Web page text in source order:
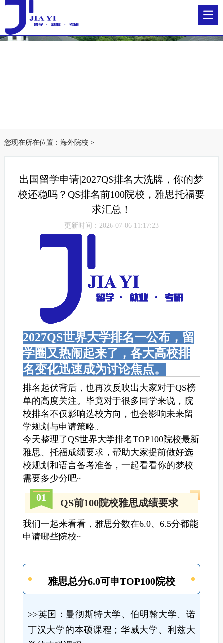
您现在所在位置： 海外院校 >
出国留学申请|2027QS排名大洗牌，你的梦
校还稳吗？QS排名前100院校，雅思托福要
求汇总！
更新时间：2026-07-06 11:17:23
2027QS世界大学排名一公布，留
学圈又热闹起来了，各大高校排
名变化迅速成为讨论焦点。
排名起伏背后，也再次反映出大家对于QS榜
单的高度关注。毕竟对于很多同学来说，院
校排名不仅影响选校方向，也会影响未来留
学规划与申请策略。
今天整理了QS世界大学排名TOP100院校最新
雅思、托福成绩要求，帮助大家提前做好选
校规划和语言备考准备，一起看看你的梦校
需要多少分吧~
01 QS前100院校雅思成绩要求
我们一起来看看，雅思分数在6.0、6.5分都能
申请哪些院校~
雅思总分6.0可申TOP100院校
>>英国：曼彻斯特大学、伯明翰大学、诺
丁汉大学的本硕课程；华威大学、利兹大